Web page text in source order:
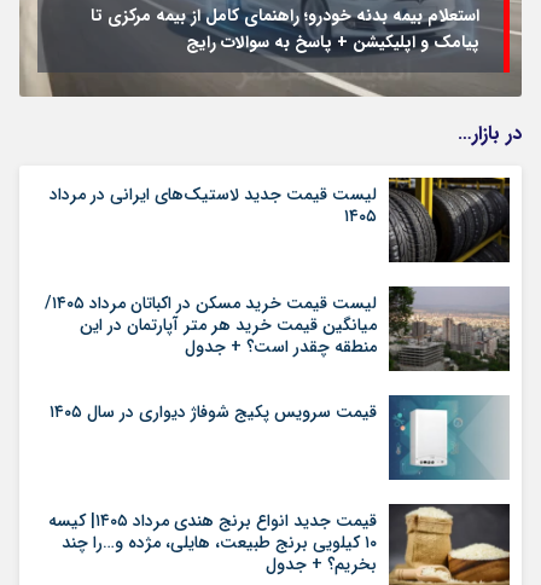
استعلام بیمه بدنه خودرو؛ راهنمای کامل از بیمه مرکزی تا
پیامک و اپلیکیشن + پاسخ به سوالات رایج
در بازار…
لیست قیمت جدید لاستیک‌های ایرانی در مرداد
۱۴۰۵
لیست قیمت خرید مسکن در اکباتان مرداد ۱۴۰۵/
میانگین قیمت خرید هر متر آپارتمان در این
منطقه چقدر است؟ + جدول
قیمت سرویس پکیج شوفاژ دیواری در سال ۱۴۰۵
قیمت جدید انواع برنج هندی مرداد ۱۴۰۵| کیسه
۱۰ کیلویی برنج طبیعت، هایلی، مژده و…را چند
بخریم؟ + جدول